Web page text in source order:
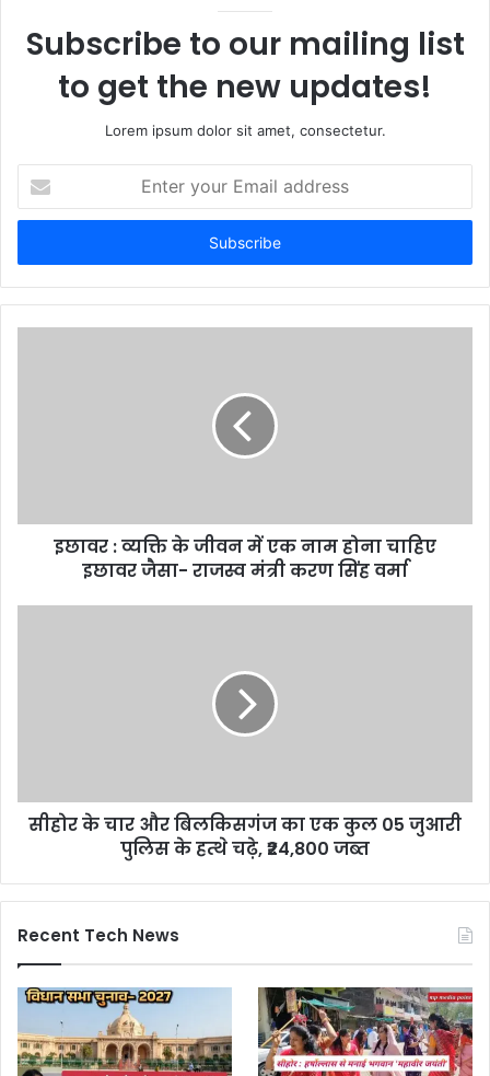
Subscribe to our mailing list
to get the new updates!
Lorem ipsum dolor sit amet, consectetur.
t
r
y
इछावर : व्यक्ति के जीवन में एक नाम होना चाहिए
इछावर जैसा- राजस्व मंत्री करण सिंह वर्मा
सीहोर के चार और बिलकिसगंज का एक कुल 05 जुआरी
पुलिस के हत्थे चढ़े, ₹24,800 जब्त
Recent Tech News